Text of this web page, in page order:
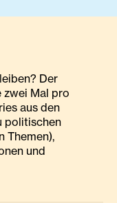
Der
Mal pro
aus den
politischen
Themen),
und